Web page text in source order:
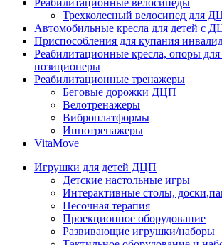
Реабилитационные велосипеды
Трехколесный велосипед для
Автомобильные кресла для детей с
Приспособления для купания
Реабилитационные кресла, опоры для
позиционеры
Реабилитационные тренажеры
Беговые дорожки ДЦП
Велотренажеры
Виброплатформы
Иппотренажеры
VitaMove
Игрушки для детей ДЦП
Детские настольные игры
Интерактивные столы,
Песочная терапия
Проекционное оборудование
Развивающие игрушки/наборы